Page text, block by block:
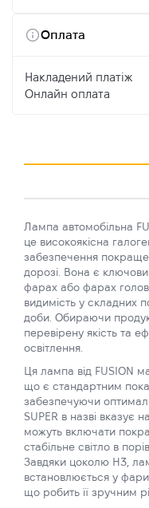
Оплата
Накладений платіж
Онлайн оплата
Лампа автомобільна
це високоякісна
забезпечення
дорозі. Вона є
фарах або фарах
видимість у складних
доби. Обираючи
перевірену якість та
освітлення.
Ця лампа від FUSION
що є стандартним
забезпечуючи
SUPER в назві вказує
можуть включати
стабільне світло в
Завдяки цоколю H3,
встановлюється у
що робить її зручним